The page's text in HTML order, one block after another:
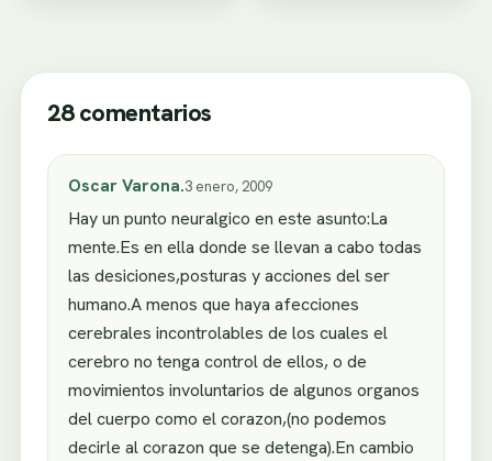
28 comentarios
Oscar Varona.3 enero, 2009
Hay un punto neuralgico en este asunto:La
mente.Es en ella donde se llevan a cabo todas
las desiciones,posturas y acciones del ser
humano.A menos que haya afecciones
cerebrales incontrolables de los cuales el
cerebro no tenga control de ellos, o de
movimientos involuntarios de algunos organos
del cuerpo como el corazon,(no podemos
decirle al corazon que se detenga).En cambio